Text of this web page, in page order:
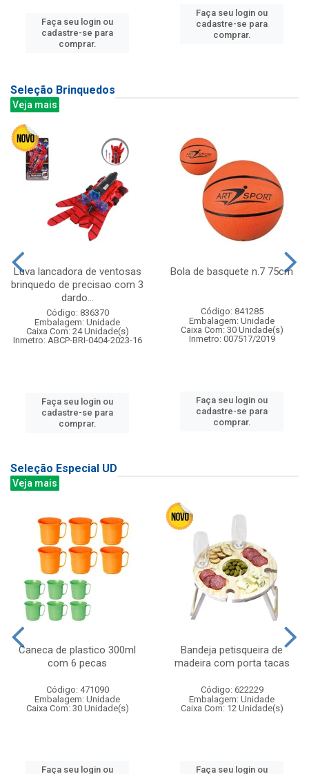
Faça seu login ou
cadastre-se para
comprar.
Faça seu login ou
cadastre-se para
comprar.
Seleção Brinquedos
Veja mais
Luva lancadora de ventosas
brinquedo de precisao com 3
dardo...
Código: 836370
Embalagem: Unidade
Caixa Com: 24 Unidade(s)
Inmetro: ABCP-BRI-0404-2023-16
Faça seu login ou
cadastre-se para
comprar.
Bola de basquete n.7 75cm
Código: 841285
Embalagem: Unidade
Caixa Com: 30 Unidade(s)
Inmetro: 007517/2019
Faça seu login ou
cadastre-se para
comprar.
Seleção Especial UD
Veja mais
Caneca de plastico 300ml
com 6 pecas
Código: 471090
Embalagem: Unidade
Caixa Com: 30 Unidade(s)
Faça seu login ou
Bandeja petisqueira de
madeira com porta tacas
Código: 622229
Embalagem: Unidade
Caixa Com: 12 Unidade(s)
Faça seu login ou